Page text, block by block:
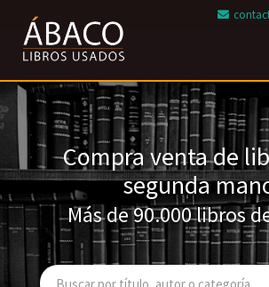
Compra venta de
segunda
Más de 90.000 libros